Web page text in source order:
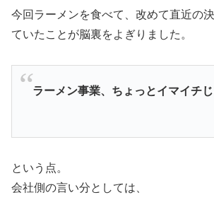
今回ラーメンを食べて、改めて直近の
ていたことが脳裏をよぎりました。
ラーメン事業、ちょっとイマイチ
という点。
会社側の言い分としては、